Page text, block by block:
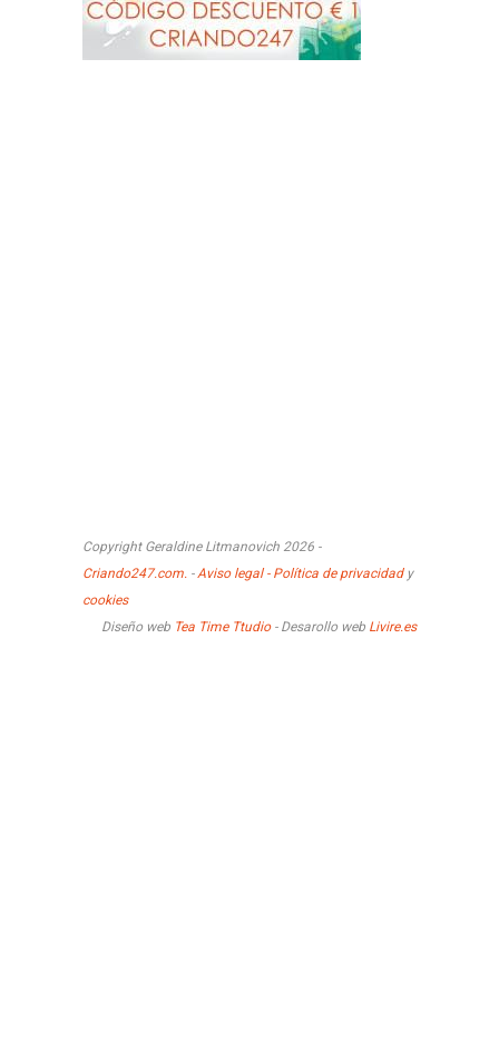
Copyright Geraldine Litmanovich 2026 -
Criando247.com. -Aviso legal - Política de privacidady
cookies
Diseño web Tea Time Ttudio- Desarollo web Livire.es